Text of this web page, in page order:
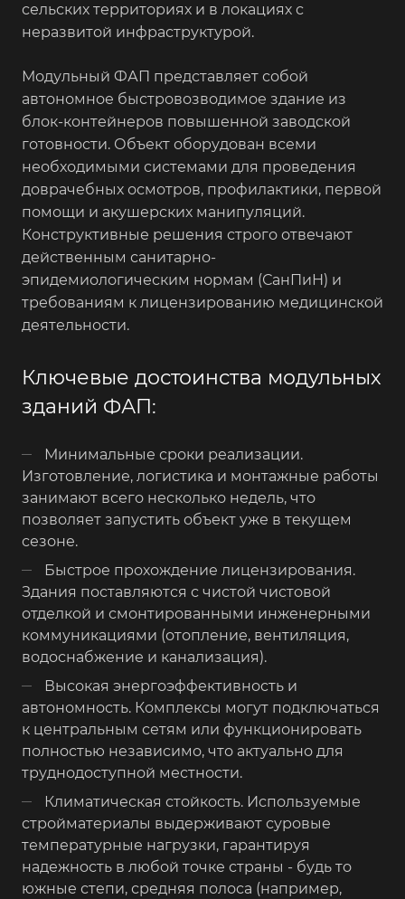
сельских территориях и в локациях с
неразвитой инфраструктурой.
Модульный ФАП представляет собой
автономное быстровозводимое здание из
блок-контейнеров повышенной заводской
готовности. Объект оборудован всеми
необходимыми системами для проведения
доврачебных осмотров, профилактики, первой
помощи и акушерских манипуляций.
Конструктивные решения строго отвечают
действенным санитарно-
эпидемиологическим нормам (СанПиН) и
требованиям к лицензированию медицинской
деятельности.
Ключевые достоинства модульных
зданий ФАП:
Минимальные сроки реализации.
Изготовление, логистика и монтажные работы
занимают всего несколько недель, что
позволяет запустить объект уже в текущем
сезоне.
Быстрое прохождение лицензирования.
Здания поставляются с чистой чистовой
отделкой и смонтированными инженерными
коммуникациями (отопление, вентиляция,
водоснабжение и канализация).
Высокая энергоэффективность и
автономность. Комплексы могут подключаться
к центральным сетям или функционировать
полностью независимо, что актуально для
труднодоступной местности.
Климатическая стойкость. Используемые
стройматериалы выдерживают суровые
температурные нагрузки, гарантируя
надежность в любой точке страны - будь то
южные степи, средняя полоса (например,